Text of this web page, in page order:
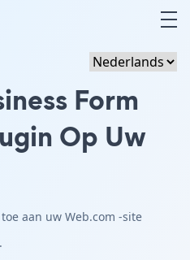
Form
Op Uw
aan uw Web.com -site